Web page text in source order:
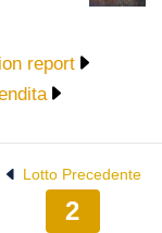
report
Lotto Precedente
2